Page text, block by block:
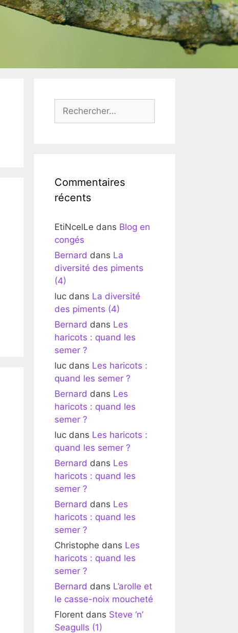
Commentaires
récents
EtiNcelLe dans Blog en
congés
Bernard dans La
diversité des piments
(4)
luc dans La diversité
des piments (4)
Bernard dans Les
haricots : quand les
semer ?
luc dans Les haricots :
quand les semer ?
Bernard dans Les
haricots : quand les
semer ?
luc dans Les haricots :
quand les semer ?
Bernard dans Les
haricots : quand les
semer ?
Bernard dans Les
haricots : quand les
semer ?
Christophe dans Les
haricots : quand les
semer ?
Bernard dans L’arolle et
le casse-noix moucheté
Florent dans Steve ‘n’
Seagulls (1)